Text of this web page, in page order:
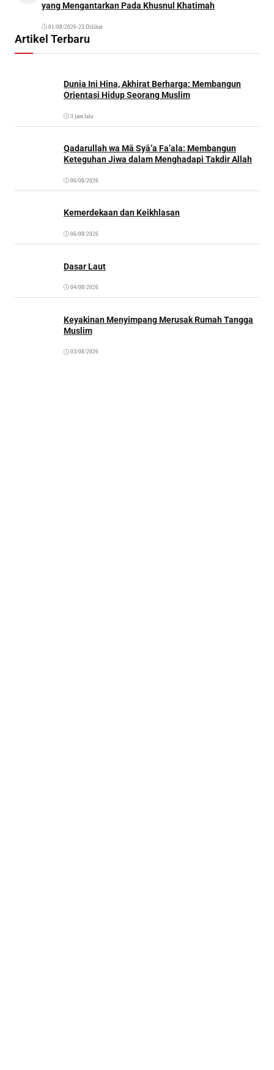
yang Mengantarkan Pada Khusnul Khatimah
01/08/2026•23 Dilihat
Artikel Terbaru
Dunia Ini Hina, Akhirat Berharga: Membangun
Orientasi Hidup Seorang Muslim
3 jam lalu
Qadarullah wa Mā Syā’a Fa’ala: Membangun
Keteguhan Jiwa dalam Menghadapi Takdir Allah
06/08/2026
Kemerdekaan dan Keikhlasan
06/08/2026
Dasar Laut
04/08/2026
Keyakinan Menyimpang Merusak Rumah Tangga
Muslim
03/08/2026